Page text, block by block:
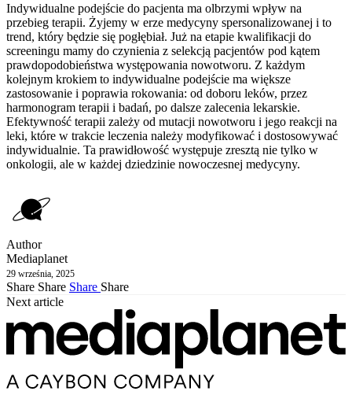
Indywidualne podejście do pacjenta ma olbrzymi wpływ na
przebieg terapii. Żyjemy w erze medycyny spersonalizowanej i to
trend, który będzie się pogłębiał. Już na etapie kwalifikacji do
screeningu mamy do czynienia z selekcją pacjentów pod kątem
prawdopodobieństwa występowania nowotworu. Z każdym
kolejnym krokiem to indywidualne podejście ma większe
zastosowanie i poprawia rokowania: od doboru leków, przez
harmonogram terapii i badań, po dalsze zalecenia lekarskie.
Efektywność terapii zależy od mutacji nowotworu i jego reakcji na
leki, które w trakcie leczenia należy modyfikować i dostosowywać
indywidualnie. Ta prawidłowość występuje zresztą nie tylko w
onkologii, ale w każdej dziedzinie nowoczesnej medycyny.
Author
Mediaplanet
29 września, 2025
Share Share Share Share
Next article